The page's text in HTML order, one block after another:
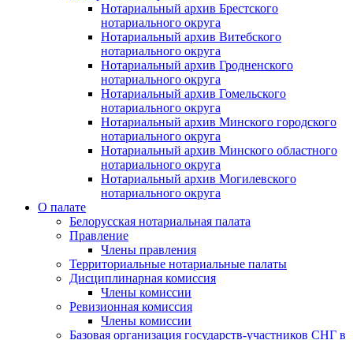
Нотариальный архив Брестского
нотариального округа
Нотариальный архив Витебского
нотариального округа
Нотариальный архив Гродненского
нотариального округа
Нотариальный архив Гомельского
нотариального округа
Нотариальный архив Минского городского
нотариального округа
Нотариальный архив Минского областного
нотариального округа
Нотариальный архив Могилевского
нотариального округа
О палате
Белорусская нотариальная палата
Правление
Члены правления
Территориальные нотариальные палаты
Дисциплинарная комиссия
Члены комиссии
Ревизионная комиссия
Члены комиссии
Базовая организация государств-участников СНГ в